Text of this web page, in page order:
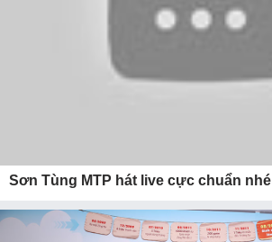
Sơn Tùng MTP hát live cực chuẩn nhé